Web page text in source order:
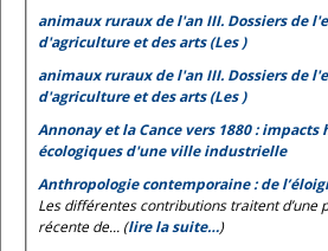
animaux ruraux de l'an III. Dossiers de
d'agriculture et des arts (Les )
animaux ruraux de l'an III. Dossiers de
d'agriculture et des arts (Les )
Annonay et la Cance vers 1880 :
écologiques d'une ville industrielle
Anthropologie contemporaine : de
Les différentes contributions traitent d’une
récente de... (lire la suite…)